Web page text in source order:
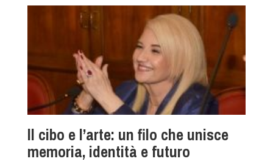
ll cibo e l’arte: un filo che unisce
memoria, identità e futuro